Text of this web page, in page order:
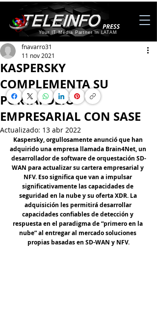
Your IT Media Partner in LATAM
KASPERSKY
COMPLEMENTA SU
PORTAFOLIO
EMPRESARIAL CON SASE
fnavarro31
11 nov 2021
Actualizado: 13 abr 2022
Kaspersky, orgullosamente anunció que han
adquirido una empresa llamada Brain4Net, un
desarrollador de software de orquestación SD-
WAN para actualizar su cartera empresarial y
NFV. Eso significa que van a impulsar
significativamente las capacidades de
seguridad en la nube y su oferta XDR. La
adquisición les permitirá desarrollar
capacidades confiables de detección y
respuesta en el paradigma de “primero en la
nube” al entregar al mercado soluciones
propias basadas en SD-WAN y NFV.